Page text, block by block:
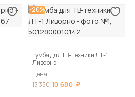
-20%
Тумба для ТВ-техники ЛТ-1
Ливорно
Цена
13 350 10 680